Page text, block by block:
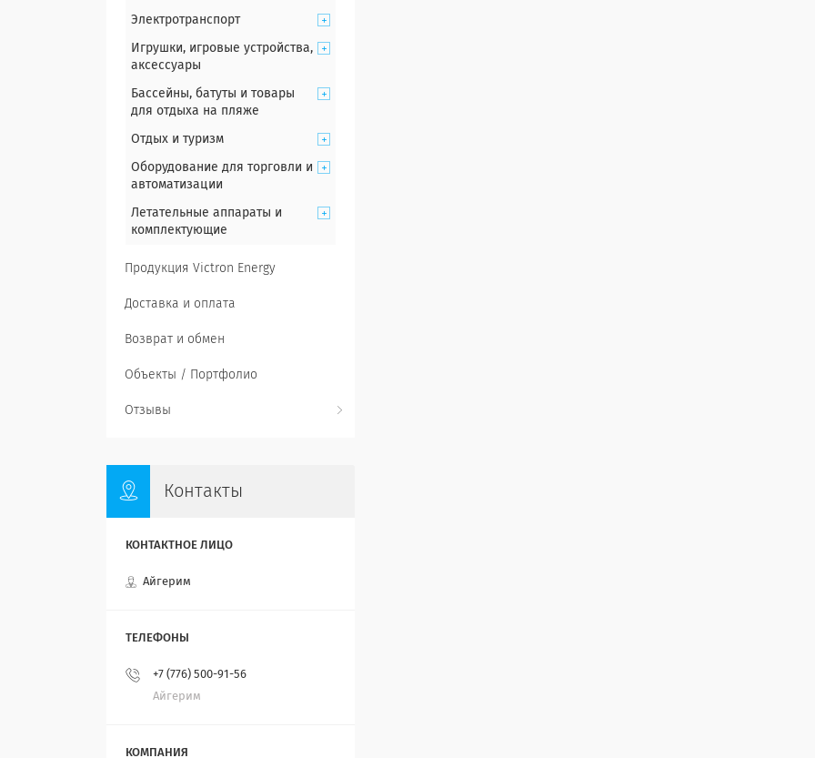
Электротранспорт
Игрушки, игровые устройства,
аксессуары
Бассейны, батуты и товары
для отдыха на пляже
Отдых и туризм
Оборудование для торговли и
автоматизации
Летательные аппараты и
комплектующие
Продукция Victron Energy
Доставка и оплата
Возврат и обмен
Объекты / Портфолио
Отзывы
Контакты
Айгерим
+7 (776) 500-91-56
Айгерим